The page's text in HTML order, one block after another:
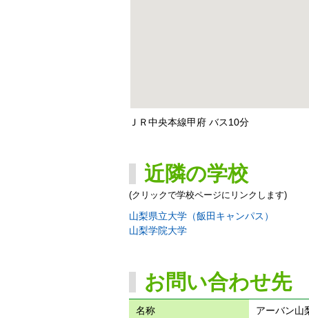
ＪＲ中央本線甲府 バス10分
近隣の学校
(クリックで学校ページにリンクします)
山梨県立大学（飯田キャンパス）
山梨学院大学
お問い合わせ先
名称 アーバン山